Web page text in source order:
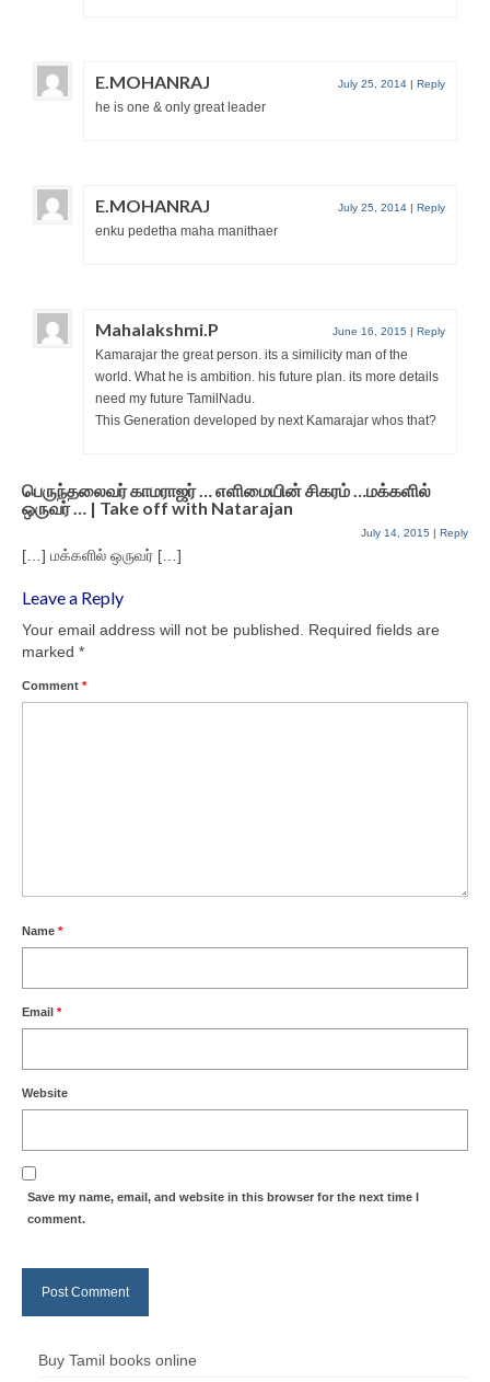
E.MOHANRAJ July 25, 2014 | Reply
he is one & only great leader
E.MOHANRAJ July 25, 2014 | Reply
enku pedetha maha manithaer
Mahalakshmi.P June 16, 2015 | Reply
Kamarajar the great person. its a similicity man of the
world. What he is ambition. his future plan. its more details
need my future TamilNadu.
This Generation developed by next Kamarajar whos that?
பெருந்தலைவர் காமராஜர் … எளிமையின் சிகரம் …மக்களில்
ஒருவர் … | Take off with Natarajan
July 14, 2015 | Reply
[…] மக்களில் ஒருவர் […]
Leave a Reply
Your email address will not be published.
Required fields are
marked *
Comment *
Name *
Email *
Website
Save my name, email, and website in this browser for the next time I
comment.
Buy Tamil books online